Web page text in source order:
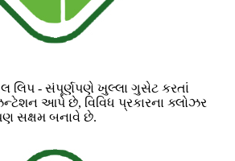
લિપ - સંપૂર્ણપણે ખુલ્લા ગુસેટ કરતાં
આપે છે, વિવિધ પ્રકારના ક્લોઝર
સક્ષમ બનાવે છે.